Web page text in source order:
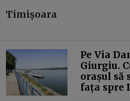
Timișoara
Pe Via
Giurgiu.
orașul să
fața spre